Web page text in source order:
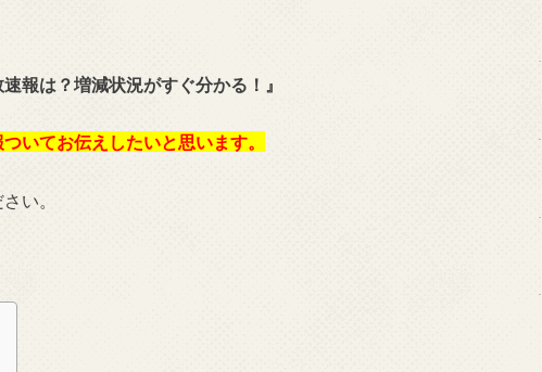
報は？増減状況がすぐ分かる！』
いてお伝えしたいと思います。
い。